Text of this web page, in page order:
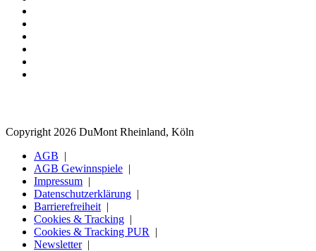
Copyright 2026 DuMont Rheinland, Köln
AGB
AGB Gewinnspiele
Impressum
Datenschutzerklärung
Barrierefreiheit
Cookies & Tracking
Cookies & Tracking PUR
Newsletter